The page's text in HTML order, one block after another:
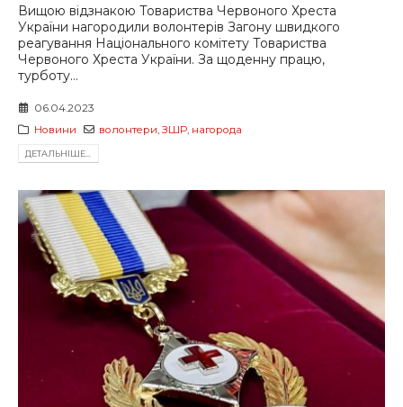
Вищою відзнакою Товариства Червоного Хреста
України нагородили волонтерів Загону швидкого
реагування Національного комітету Товариства
Червоного Хреста України. За щоденну працю,
турботу...
06.04.2023
Новини
волонтери ,ЗШР нагорода
ДЕТАЛЬНIШЕ...